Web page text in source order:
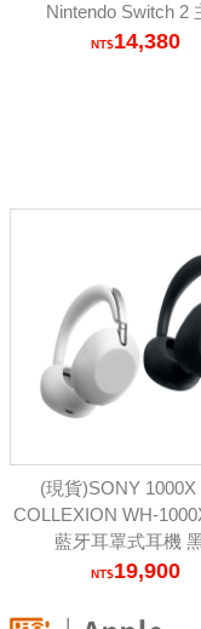
Nintendo Switch 2
14,380
(現貨)SONY 1000X
COLLEXION WH-
藍牙耳罩式耳機
19,900